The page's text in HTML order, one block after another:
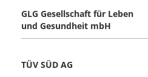
GLG Gesellschaft für Leben
und Gesundheit mbH
TÜV SÜD AG